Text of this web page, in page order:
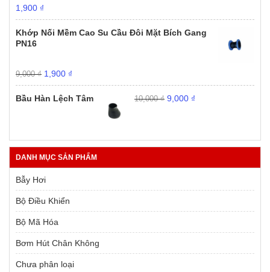
Giá
gốc
là:
9,000 ₫.
1,900 ₫
hiện
tại
Khớp Nối Mềm Cao Su Cầu Đôi Mặt Bích Gang
PN16
9,000₫ Giá
gốc
là:
9,000 ₫.
1,900 ₫
hiện
tại
Bầu Hàn Lệch Tâm 10,000₫
Giá
gốc
9,000 ₫
DANH MỤC SẢN PHẨM
Bẫy Hơi
Bộ Điều Khiển
Bộ Mã Hóa
Bơm Hút Chân Không
Chưa phân loại